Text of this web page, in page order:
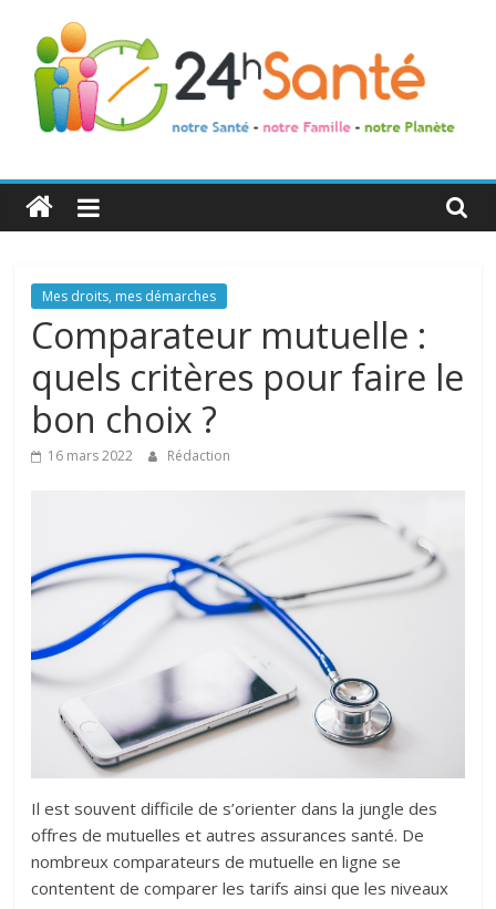
24h
Santé
La
santé
de
toute
famille
Mes droits, mes démarches
Comparateur mutuelle :
quels critères pour faire le
bon choix ?
16 mars 2022 Rédaction
Il est souvent difficile de s’orienter dans la jungle des
offres de mutuelles et autres assurances santé. De
nombreux comparateurs de mutuelle en ligne se
contentent de comparer les tarifs ainsi que les niveaux